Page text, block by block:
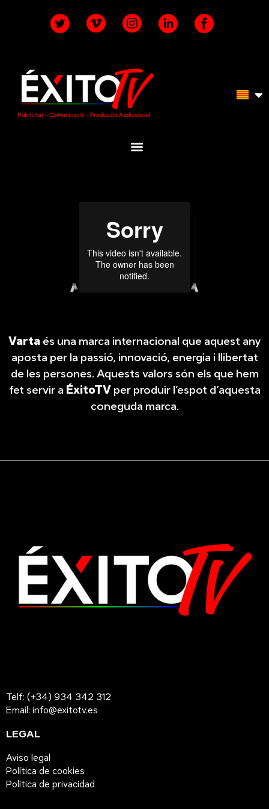
Varta és una marca internacional que aquest any
aposta per la passió, innovació, energia i llibertat
de les persones. Aquests valors són els que hem
fet servir a ÉxitoTVper produir l’espot d’aquesta
coneguda marca.
Telf: (+34) 934 342 312
Email: info@exitotv.es
LEGAL
Aviso legal
Política de cookies
Política de privacidad